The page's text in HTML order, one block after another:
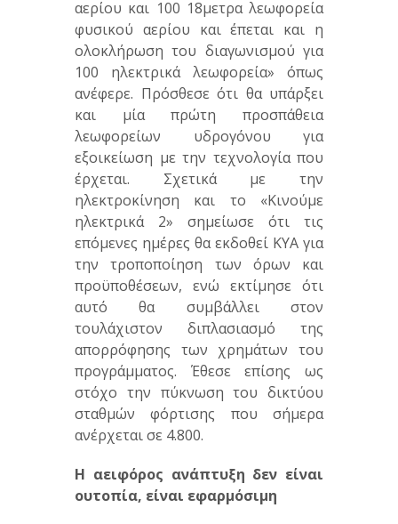
αερίου και 100 18μετρα λεωφορεία
φυσικού αερίου και έπεται και η
ολοκλήρωση του διαγωνισμού για
100 ηλεκτρικά λεωφορεία» όπως
ανέφερε. Πρόσθεσε ότι θα υπάρξει
και μία πρώτη προσπάθεια
λεωφορείων υδρογόνου για
εξοικείωση με την τεχνολογία που
έρχεται. Σχετικά με την
ηλεκτροκίνηση και το «Κινούμε
ηλεκτρικά 2» σημείωσε ότι τις
επόμενες ημέρες θα εκδοθεί ΚΥΑ για
την τροποποίηση των όρων και
προϋποθέσεων, ενώ εκτίμησε ότι
αυτό θα συμβάλλει στον
τουλάχιστον διπλασιασμό της
απορρόφησης των χρημάτων του
προγράμματος. Έθεσε επίσης ως
στόχο την πύκνωση του δικτύου
σταθμών φόρτισης που σήμερα
ανέρχεται σε 4.800.
Η αειφόρος ανάπτυξη δεν είναι
ουτοπία, είναι εφαρμόσιμη